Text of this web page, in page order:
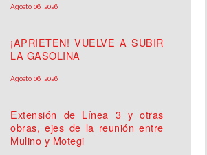
Agosto 06, 2026
¡APRIETEN! VUELVE A SUBIR
LA GASOLINA
Agosto 06, 2026
Extensión de Línea 3 y otras
obras, ejes de la reunión entre
Mulino y Motegi